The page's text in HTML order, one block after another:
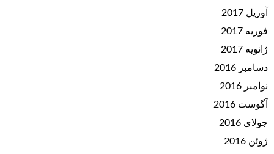
آوریل 2017
فوریه 2017
ژانویه 2017
دسامبر 2016
نوامبر 2016
آگوست 2016
جولای 2016
ژوئن 2016